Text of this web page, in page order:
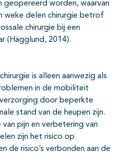
worden, waarvan
weke delen chirurgie betrof
chirurgie bij een
(Hägglund, 2014).
is alleen aanwezig als
in de mobiliteit
door beperkte
stand van de heupen zijn.
pijn en verbetering van
zijn het risico op
de risico’s verbonden aan de